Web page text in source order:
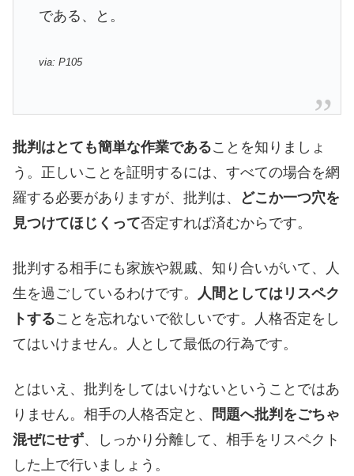
である、と。
via: P105
批判はとても簡単な作業であることを知りましょ
う。正しいことを証明するには、すべての場合を網
羅する必要がありますが、批判は、
どこか一つ穴を
見つけてほじくって否定すれば済むからです。
批判する相手にも家族や親戚、知り合いがいて、人
生を過ごしているわけです。 人間としてはリスペク
トすることを忘れないで欲しいです。人格否定をし
てはいけません。人として最低の行為です。
とはいえ、批判をしてはいけないということではあ
りません。相手の人格否定と、
問題へ批判をごちゃ
混ぜにせず、しっかり分離して、相手をリスペクト
した上で行いましょう。